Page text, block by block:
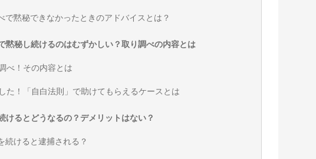
で黙秘できなかったときのアドバイスとは？
黙秘し続けるのはむずかしい？取り調べの内容とは
べ！その内容とは
た！「自白法則」で助けてもらえるケースとは
けるとどうなるの？デメリットはない？
続けると逮捕される？